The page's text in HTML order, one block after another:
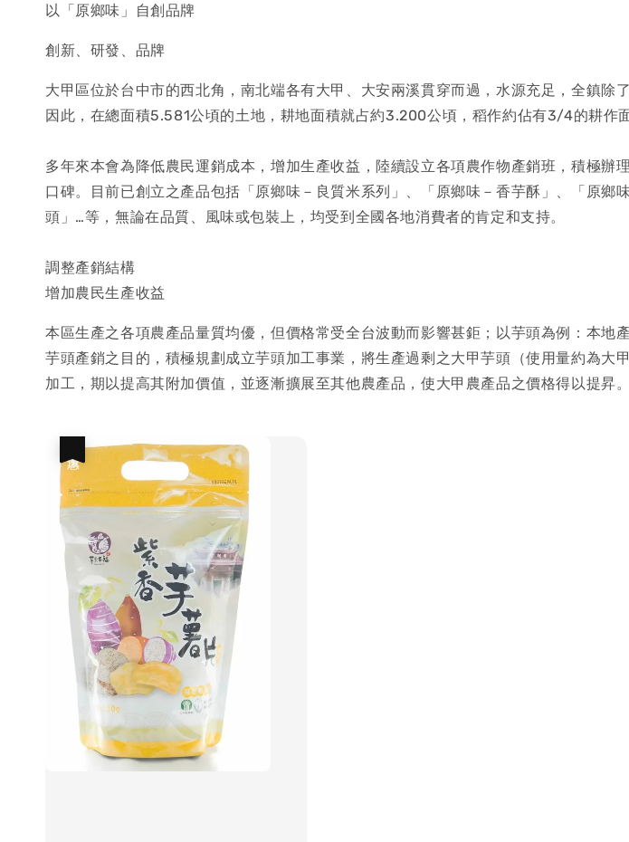
以「原鄉味」自創品牌
創新、研發、品牌
大甲區位於台中市的西北角，南北端各有大甲、大安兩溪貫穿而過，水源充足，全鎮
因此，在總面積5.581公頃的土地，耕地面積就占約3.200公頃，稻作約佔有3/4的耕作
多年來本會為降低農民運銷成本，增加生產收益，陸續設立各項農作物產銷班，積極
口碑。目前已創立之產品包括「原鄉味－良質米系列」、「原鄉味－香芋酥」、「原
頭」…等，無論在品質、風味或包裝上，均受到全國各地消費者的肯定和支持。
調整產銷結構
增加農民生產收益
本區生產之各項農產品量質均優，但價格常受全台波動而影響甚鉅；以芋頭為例：本
芋頭產銷之目的，積極規劃成立芋頭加工事業，將生產過剩之大甲芋頭（使用量約為
加工，期以提高其附加價值，並逐漸擴展至其他農產品，使大甲農產品之價格得以提昇。